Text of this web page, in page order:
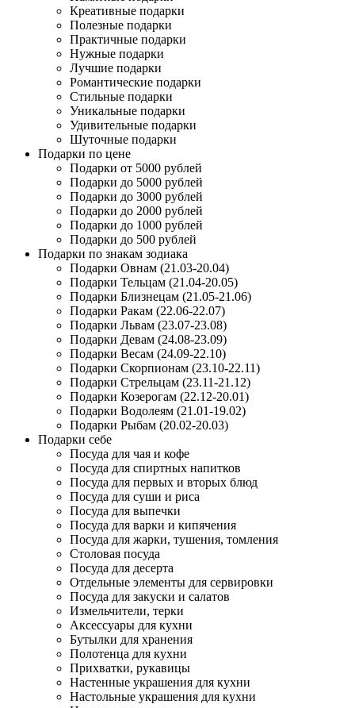
Креативные подарки
Полезные подарки
Практичные подарки
Нужные подарки
Лучшие подарки
Романтические подарки
Стильные подарки
Уникальные подарки
Удивительные подарки
Шуточные подарки
Подарки по цене
Подарки от 5000 рублей
Подарки до 5000 рублей
Подарки до 3000 рублей
Подарки до 2000 рублей
Подарки до 1000 рублей
Подарки до 500 рублей
Подарки по знакам зодиака
Подарки Овнам (21.03-20.04)
Подарки Тельцам (21.04-20.05)
Подарки Близнецам (21.05-21.06)
Подарки Ракам (22.06-22.07)
Подарки Львам (23.07-23.08)
Подарки Девам (24.08-23.09)
Подарки Весам (24.09-22.10)
Подарки Скорпионам (23.10-22.11)
Подарки Стрельцам (23.11-21.12)
Подарки Козерогам (22.12-20.01)
Подарки Водолеям (21.01-19.02)
Подарки Рыбам (20.02-20.03)
Подарки себе
Посуда для чая и кофе
Посуда для спиртных напитков
Посуда для первых и вторых блюд
Посуда для суши и риса
Посуда для выпечки
Посуда для варки и кипячения
Посуда для жарки, тушения, томления
Столовая посуда
Посуда для десерта
Отдельные элементы для сервировки
Посуда для закуски и салатов
Измельчители, терки
Аксессуары для кухни
Бутылки для хранения
Полотенца для кухни
Прихватки, рукавицы
Настенные украшения для кухни
Настольные украшения для кухни